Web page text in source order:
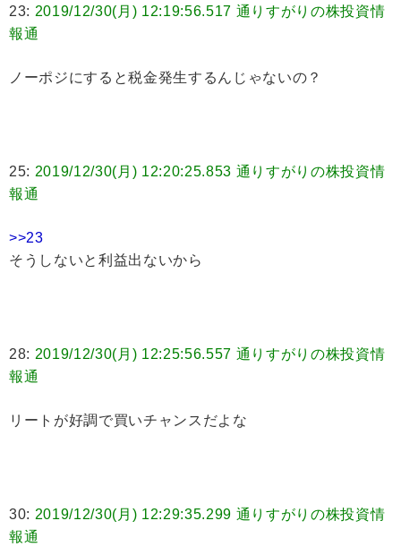
23: 2019/12/30(月) 12:19:56.517 通りすがりの株投資情
報通
ノーポジにすると税金発生するんじゃないの？
25: 2019/12/30(月) 12:20:25.853 通りすがりの株投資情
報通
>>23
そうしないと利益出ないから
28: 2019/12/30(月) 12:25:56.557 通りすがりの株投資情
報通
リートが好調で買いチャンスだよな
30: 2019/12/30(月) 12:29:35.299 通りすがりの株投資情
報通